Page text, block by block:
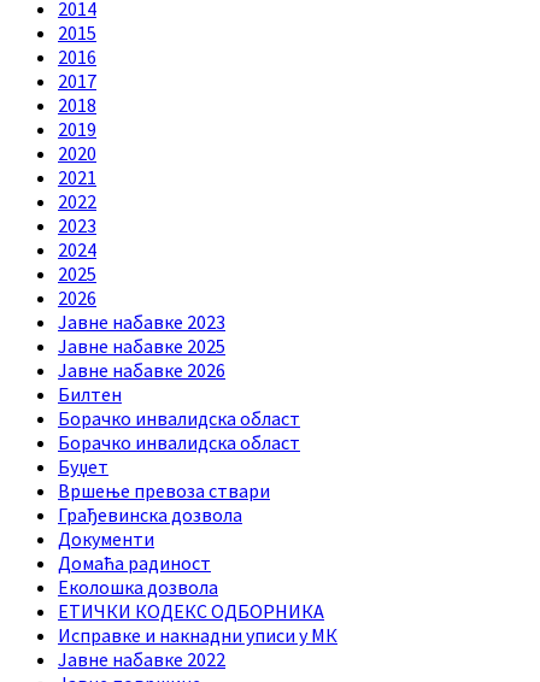
2014
2015
2016
2017
2018
2019
2020
2021
2022
2023
2024
2025
2026
Jавне набавке 2023
Jавне набавке 2025
Jавне набавке 2026
Билтен
Борачко инвалидска област
Борачко инвалидска област
Буџет
Вршење превоза ствари
Грађевинска дозвола
Документи
Домаћа радиност
Еколошка дозвола
ЕТИЧКИ КОДЕКС ОДБОРНИКА
Исправке и накнадни уписи у МК
Јавне набавке 2022